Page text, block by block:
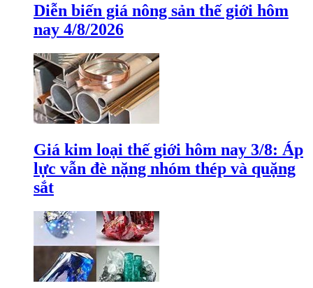
Diễn biến giá nông sản thế giới hôm
nay 4/8/2026
Giá kim loại thế giới hôm nay 3/8: Áp
lực vẫn đè nặng nhóm thép và quặng
sắt